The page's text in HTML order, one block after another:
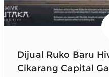
Dijual Ruko Baru
Cikarang Capital